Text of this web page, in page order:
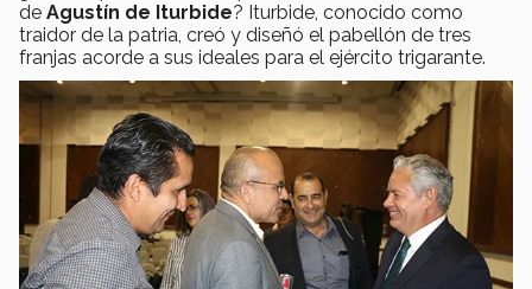
de Agustín de Iturbide? Iturbide, conocido como
traidor de la patria, creó y diseñó el pabellón de tres
franjas acorde a sus ideales para el ejército trigarante.